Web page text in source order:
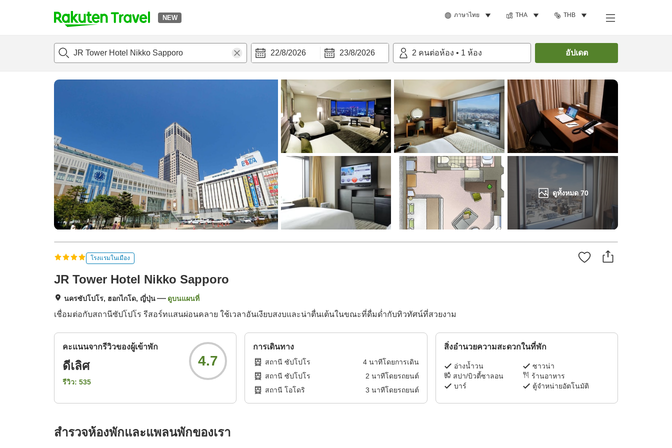
NEW ภาษาไทย THA THB
t
p
a
e
a
r
c
h
22/8/2026 23/8/2026 2 คนต่อห้อง • 1 ห้อง อัปเดต
ดูทั้งหมด 70
แนะนำที่พักห้องพักและแพลนพัก รีวิวสิ่่งอำนวยความสะดวก ค้นหาห้องพัก
โรงแรมในเมือง
JR Tower Hotel Nikko Sapporo
นครซัปโปโร, ฮอกไกโด, ญี่ปุ่น ดูบนแผนที่
เชื่อมต่อกับสถานีซัปโปโร รีสอร์ทแสนผ่อนคลาย ใช้เวลาอันเงียบสงบและน่าตื่นเต้นในขณะที่ดื่มด่ำกับทิวทัศน์ที่สวยงาม
คะแนนจากรีวิวของผู้เข้าพัก
ดีเลิศ
รีวิว: 535
4.7
การเดินทาง
สถานี ซัปโปโร 4นาทีโดยการเดิน
สถานี ซัปโปโร
2 นาทีโดยรถยนต์
สถานี โอโดริ
3 นาทีโดยรถยนต์
สิ่งอำนวยความสะดวกในที่พัก
อ่างน้ำวน
ซาวน่า
สปา/บิวตี้ซาลอน
ร้านอาหาร
บาร์
ตู้จำหน่ายอัตโนมัติ
สำรวจห้องพักและแพลนพักของเรา